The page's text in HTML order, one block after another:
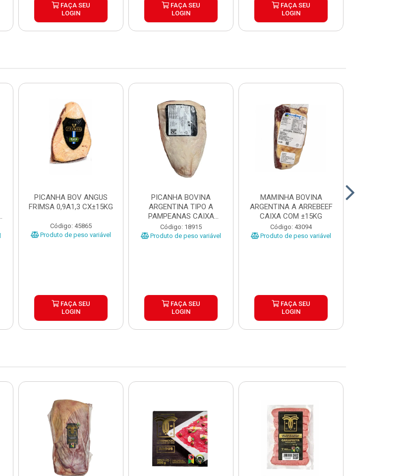
FAÇA SEU
LOGIN
FAÇA SEU
LOGIN
FAÇA SEU
LOGIN
PICANHA BOV ANGUS
FRIMSA 0,9A1,3 CX±15KG
Código: 45865
Produto de peso variável
FAÇA SEU
LOGIN
PICANHA BOVINA
ARGENTINA TIPO A
PAMPEANAS CAIXA
±20KG PEÇAS ...
Código: 18915
Produto de peso variável
FAÇA SEU
LOGIN
MAMINHA BOVINA
ARGENTINA A ARREBEEF
CAIXA COM ±15KG
Código: 43094
Produto de peso variável
FAÇA SEU
LOGIN